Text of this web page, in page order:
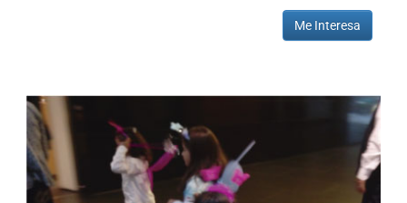
Me Interesa